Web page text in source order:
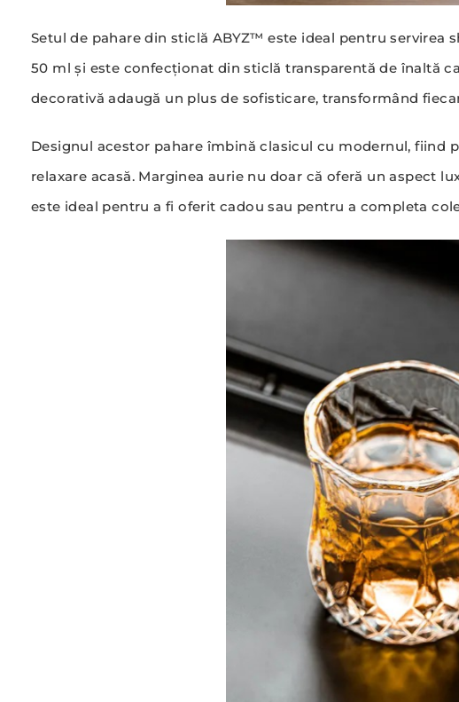
Setul de pahare din sticlă ABYZ™ este ideal pentru
50 ml și este confecționat din sticlă transparentă de înaltă
decorativă adaugă un plus de sofisticare, transformând
Designul acestor pahare îmbină clasicul cu modernul,
relaxare acasă. Marginea aurie nu doar că oferă un aspect
este ideal pentru a fi oferit cadou sau pentru a completa